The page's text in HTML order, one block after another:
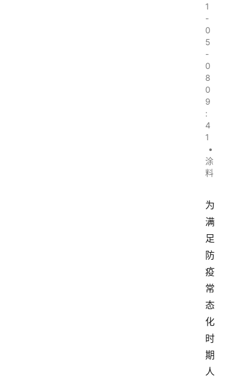
1
-
0
5
-
0
8
0
9
:
4
1
•
涂
料
为
满
足
防
疫
常
态
化
时
期
人